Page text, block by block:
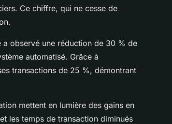
Ce chiffre, qui ne cesse de
a observé une réduction de 30 % de
automatisé. Grâce à
transactions de 25 %, démontrant
mettent en lumière des gains en
les temps de transaction diminués